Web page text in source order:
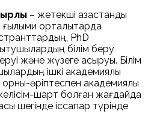
– жетекші қазақстандық
орталықтарда
PhD
білім беру
және жүзеге асыруы. Білім
ішкі академиялық
орны-әріптеспен академиялық
шарт болған жағдайда
шегінде іссапар түрінде